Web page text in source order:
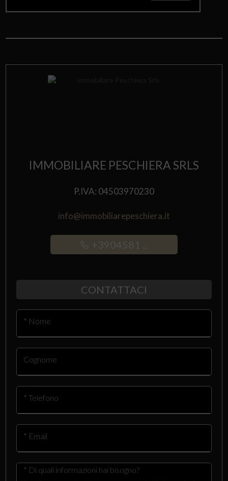
IMMOBILIARE PESCHIERA SRLS
P.IVA: 04503970230
info@immobiliarepeschiera.it
+3904581 ...
CONTATTACI
* Nome
Cognome
* Telefono
* Email
* Di quali informazioni hai bisogno?